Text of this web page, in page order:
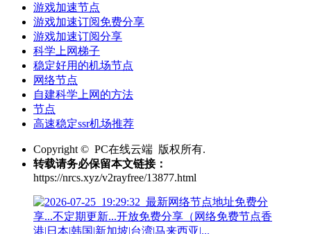
游戏加速节点
游戏加速订阅免费分享
游戏加速订阅分享
科学上网梯子
稳定好用的机场节点
网络节点
自建科学上网的方法
节点
高速稳定ssr机场推荐
Copyright © PC在线云端 版权所有.
转载请务必保留本文链接：
https://nrcs.xyz/v2rayfree/13877.html